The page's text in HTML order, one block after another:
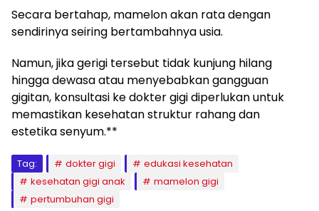
Secara bertahap, mamelon akan rata dengan
sendirinya seiring bertambahnya usia.
Namun, jika gerigi tersebut tidak kunjung hilang
hingga dewasa atau menyebabkan gangguan
gigitan, konsultasi ke dokter gigi diperlukan untuk
memastikan kesehatan struktur rahang dan
estetika senyum.**
Tag: dokter gigi
edukasi kesehatan
kesehatan gigi anak
mamelon gigi
pertumbuhan gigi